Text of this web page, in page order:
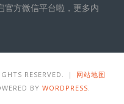
官方微信平台啦，更多内
RESERVED. ｜ 网站地图
BY WORDPRESS.